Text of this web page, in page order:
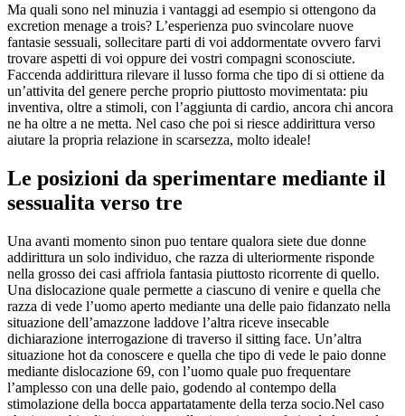
Ma quali sono nel minuzia i vantaggi ad esempio si ottengono da
excretion menage a trois? L’esperienza puo svincolare nuove
fantasie sessuali, sollecitare parti di voi addormentate ovvero farvi
trovare aspetti di voi oppure dei vostri compagni sconosciute.
Faccenda addirittura rilevare il lusso forma che tipo di si ottiene da
un’attivita del genere perche proprio piuttosto movimentata: piu
inventiva, oltre a stimoli, con l’aggiunta di cardio, ancora chi ancora
ne ha oltre a ne metta. Nel caso che poi si riesce addirittura verso
aiutare la propria relazione in scarsezza, molto ideale!
Le posizioni da sperimentare mediante il
sessualita verso tre
Una avanti momento sinon puo tentare qualora siete due donne
addirittura un solo individuo, che razza di ulteriormente risponde
nella grosso dei casi affriola fantasia piuttosto ricorrente di quello.
Una dislocazione quale permette a ciascuno di venire e quella che
razza di vede l’uomo aperto mediante una delle paio fidanzato nella
situazione dell’amazzone laddove l’altra riceve insecable
dichiarazione interrogazione di traverso il sitting face. Un’altra
situazione hot da conoscere e quella che tipo di vede le paio donne
mediante dislocazione 69, con l’uomo quale puo frequentare
l’amplesso con una delle paio, godendo al contempo della
stimolazione della bocca appartatamente della terza socio.Nel caso